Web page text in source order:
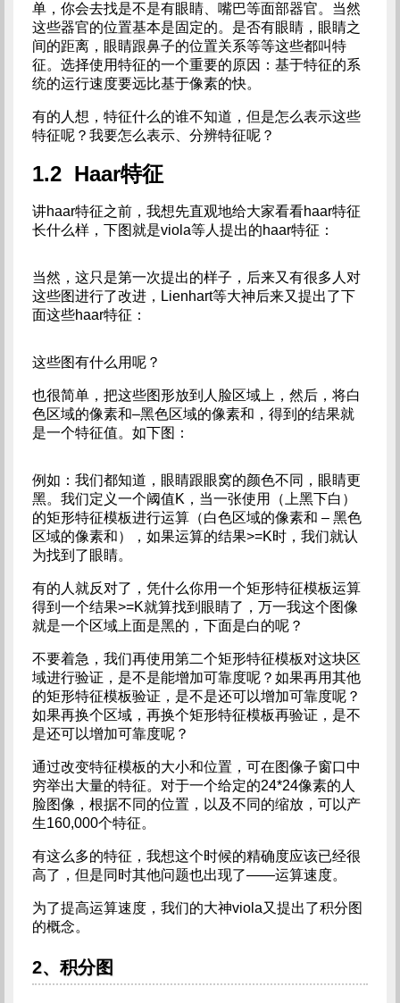
单，你会去找是不是有眼睛、嘴巴等面部器官。当然
这些器官的位置基本是固定的。是否有眼睛，眼睛之
间的距离，眼睛跟鼻子的位置关系等等这些都叫特
征。选择使用特征的一个重要的原因：基于特征的系
统的运行速度要远比基于像素的快。
有的人想，特征什么的谁不知道，但是怎么表示这些
特征呢？我要怎么表示、分辨特征呢？
1.2 Haar特征
讲haar特征之前，我想先直观地给大家看看haar特征
长什么样，下图就是viola等人提出的haar特征：
当然，这只是第一次提出的样子，后来又有很多人对
这些图进行了改进，Lienhart等大神后来又提出了下
面这些haar特征：
这些图有什么用呢？
也很简单，把这些图形放到人脸区域上，然后，将白
色区域的像素和–黑色区域的像素和，得到的结果就
是一个特征值。如下图：
例如：我们都知道，眼睛跟眼窝的颜色不同，眼睛更
黑。我们定义一个阈值K，当一张使用（上黑下白）
的矩形特征模板进行运算（白色区域的像素和 – 黑色
区域的像素和），如果运算的结果>=K时，我们就认
为找到了眼睛。
有的人就反对了，凭什么你用一个矩形特征模板运算
得到一个结果>=K就算找到眼睛了，万一我这个图像
就是一个区域上面是黑的，下面是白的呢？
不要着急，我们再使用第二个矩形特征模板对这块区
域进行验证，是不是能增加可靠度呢？如果再用其他
的矩形特征模板验证，是不是还可以增加可靠度呢？
如果再换个区域，再换个矩形特征模板再验证，是不
是还可以增加可靠度呢？
通过改变特征模板的大小和位置，可在图像子窗口中
穷举出大量的特征。对于一个给定的24*24像素的人
脸图像，根据不同的位置，以及不同的缩放，可以产
生160,000个特征。
有这么多的特征，我想这个时候的精确度应该已经很
高了，但是同时其他问题也出现了——运算速度。
为了提高运算速度，我们的大神viola又提出了积分图
的概念。
2、积分图